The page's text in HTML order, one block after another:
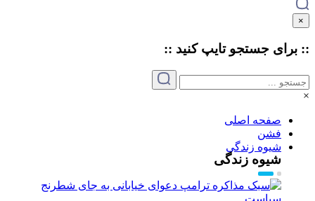
×
:: برای جستجو تایپکنید ::
×
صفحه اصلی
فشن
شیوه زندگی
شیوه زندگی